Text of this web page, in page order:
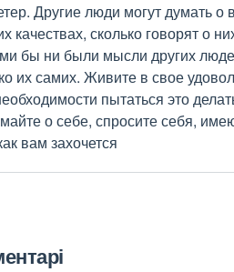
Другие люди могут думать о
качествах, сколько говорят о
бы ни были мысли других
их самих. Живите в свое
пытаться это
о себе, спросите себя,
вам захочется